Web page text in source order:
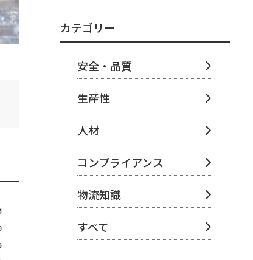
カテゴリー
安全・品質
生産性
人材
コンプライアンス
物流知識
すべて